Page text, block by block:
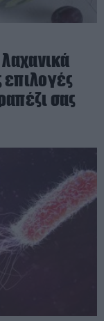
επιλογές
σας